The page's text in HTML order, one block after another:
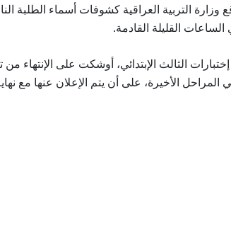
وزارة التربية العراقية كشوفات أسماء الطلبة
الثالث الإبتدائي، أوشكت على الإنتهاء
الأخيرة، على أن يتم الإعلان عنها مع